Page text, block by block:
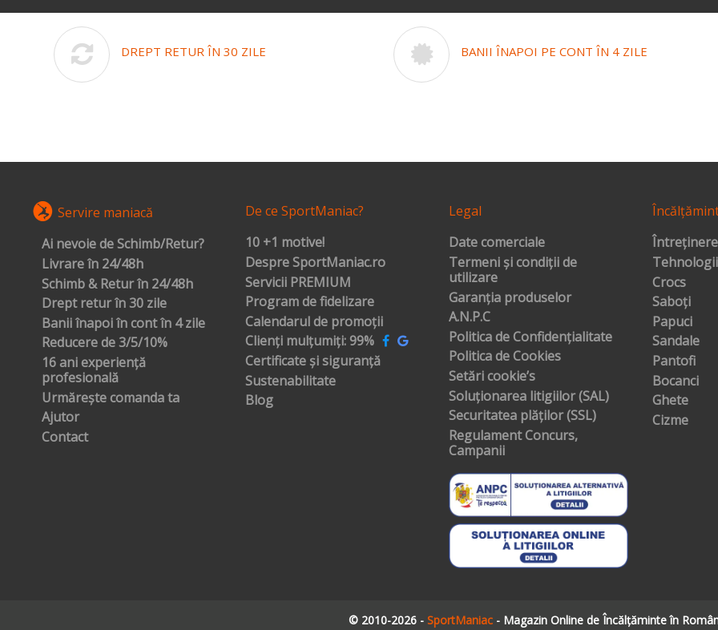
DREPT RETUR ÎN 30 ZILE BANII ÎNAPOI PE CONT ÎN 4 ZILE
Servire maniacă
Ai nevoie de Schimb/Retur?
Livrare în 24/48h
Schimb & Retur în 24/48h
Drept retur în 30 zile
Banii înapoi în cont în 4 zile
Reducere de 3/5/10%
16 ani experiență
profesională
Urmărește comanda ta
Ajutor
Contact
De ce SportManiac?
10 +1 motive!
Despre SportManiac.ro
Servicii PREMIUM
Program de fidelizare
Calendarul de promoții
Clienți mulțumiți: 99%
Certificate și siguranță
Sustenabilitate
Blog
Legal
Date comerciale
Termeni și condiții de
utilizare
Garanția produselor
A.N.P.C
Politica de Confidențialitate
Politica de Cookies
Setări cookie’s
Soluționarea litigiilor (SAL)
Securitatea plăților (SSL)
Regulament Concurs,
Campanii
Crocs
Saboți
Papuci
Sandale
Pantofi
Bocanci
Ghete
Cizme
© 2010-2026 - SportManiac - Magazin Online de Încălțăminte în